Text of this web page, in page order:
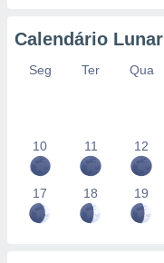
Calendário Lunar
Seg Ter Qua
10 11 12
17 18 19